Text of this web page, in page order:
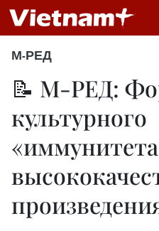
М-РЕД
📝 М-РЕД:
культурного